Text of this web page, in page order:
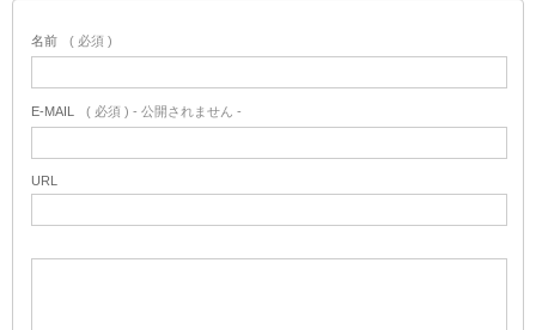
名前 ( 必須 )
E-MAIL ( 必須 ) - 公開されません -
URL